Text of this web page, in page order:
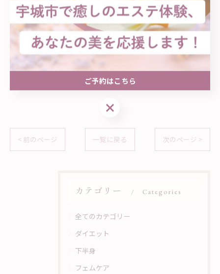
(詳しい住所はご予約確定後にお知らせいたします)
🅿️駐車場 有
⏰10:00〜20:00 / 不定休
(時間外ご希望の方はご相談ください)
🗓️完全予約制/女性専用private salon
< 前のページ 一覧に戻る 次のページ >
カテゴリー Categories
全てのカテゴリー
ダイエット
下半身
フェムケア
ご予約はこちら
ご予約はこちら